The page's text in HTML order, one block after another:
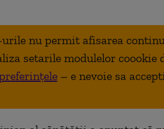
nu permit afisarea
setarile modulelor coookie
– e nevoie sa